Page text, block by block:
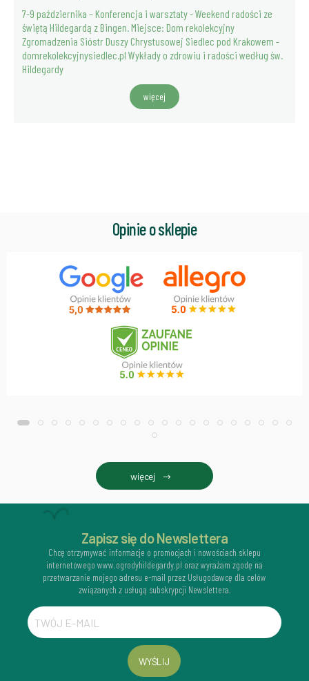
7-9 października – Konferencja i warsztaty - Weekend radości ze
świętą Hildegardą z Bingen. Miejsce: Dom rekolekcyjny
Zgromadzenia Sióstr Duszy Chrystusowej Siedlec pod Krakowem -
domrekolekcyjnysiedlec.pl Wykłady o zdrowiu i radości według św.
Hildegardy
więcej
Opinie o sklepie
więcej
Zapisz się do Newslettera
Chcę otrzymywać informacje o promocjach i nowościach sklepu
internetowego www.ogrodyhildegardy.pl oraz wyrażam zgodę na
przetwarzanie mojego adresu e-mail przez Usługodawcę dla celów
związanych z usługą subskrypcji Newslettera.
WYŚLIJ